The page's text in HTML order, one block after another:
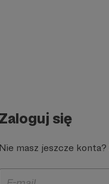
Zaloguj się
Nie masz jeszcze konta?